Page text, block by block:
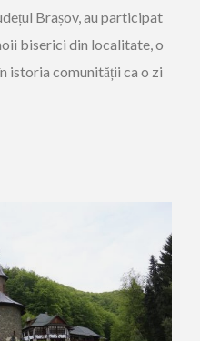
Brașov, au participat
biserici din localitate, o
istoria comunității ca o zi